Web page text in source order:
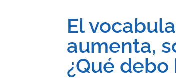
El
aumenta,
¿Qué debo